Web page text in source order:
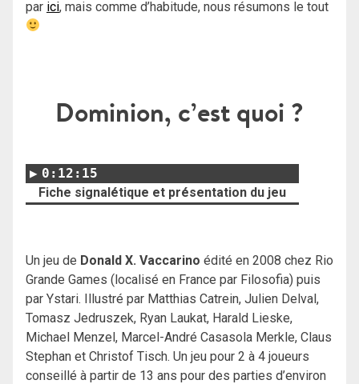
par ici, mais comme d’habitude, nous résumons le tout
Dominion, c’est quoi ?
0:12:15
Fiche signalétique et présentation du jeu
Un jeu de Donald X. Vaccarino édité en 2008 chez Rio
Grande Games (localisé en France par Filosofia) puis
par Ystari. Illustré par Matthias Catrein, Julien Delval,
Tomasz Jedruszek, Ryan Laukat, Harald Lieske,
Michael Menzel, Marcel-André Casasola Merkle, Claus
Stephan et Christof Tisch. Un jeu pour 2 à 4 joueurs
conseillé à partir de 13 ans pour des parties d’environ